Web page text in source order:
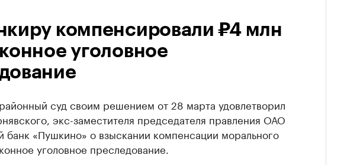
компенсировали ₽4 млн
уголовное
суд своим решением от 28 марта удовлетворил
экс-заместителя председателя правления ОАО
банк «Пушкино» о взыскании компенсации морального
уголовное преследование.